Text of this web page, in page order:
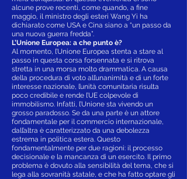
alcune prove recenti, come quando, a fine
maggio, il ministro degli esteri Wang Yi ha
dichiarato come USA e Cina siano a “un passo da
una nuova guerra fredda”.
L’Unione Europea: a che punto è?
Al momento, l’Unione Europea stenta a stare al
passo in questa corsa forsennata e si ritrova
stretta in una morsa molto drammatica. A causa
della procedura di voto all’unanimità e di un forte
interesse nazionale, l’unità comunitaria risulta
poco credibile e rende l’UE colpevole di
immobilismo. Infatti, l’Unione sta vivendo un
grosso paradosso. Se da una parte è un attore
fondamentale per il commercio internazionale,
dall’altra è caratterizzato da una debolezza
estrema in politica estera. Questo
fondamentalmente per due ragioni: il processo
decisionale e la mancanza di un esercito. Il primo
problema è dovuto alla sensibilità del tema, che si
lega alla sovranità statale, e che ha fatto optare gli